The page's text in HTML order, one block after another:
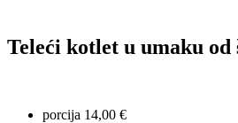
Teleći kotlet u umaku od
porcija 14,00 €